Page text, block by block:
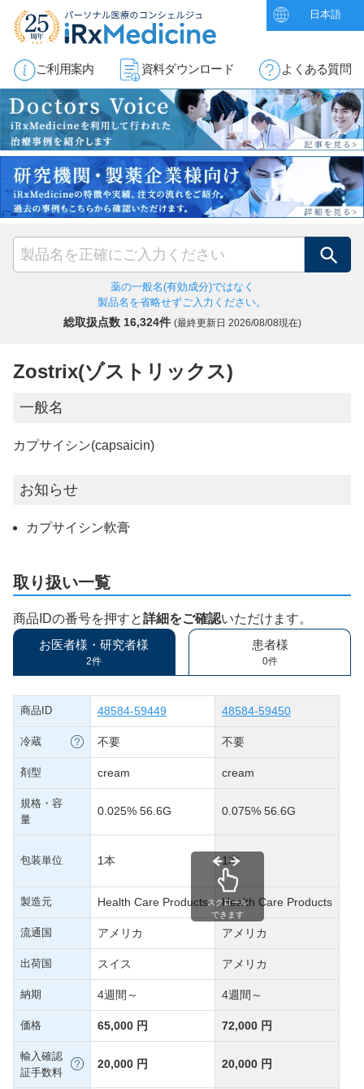
日本語
ご利用案内 資料ダウンロード よくある質問
検索
薬の一般名(有効成分)ではなく
製品名を省略せずご入力ください。
総取扱点数 16,324件 (最終更新日 2026/08/08現在)
Zostrix(ゾストリックス)
一般名
カプサイシン(capsaicin)
お知らせ
カプサイシン軟膏
取り扱い一覧
商品IDの番号を押すと詳細をご確認いただけます。
お医者様・研究者様
2件
患者様
0件
商品ID 48584-59449 48584-59450
冷蔵 不要 不要
剤型 cream cream
規格・容
量
0.025% 56.6G 0.075% 56.6G
包装単位 1本 1本
製造元 Health Care Products Health Care Products
流通国 アメリカ アメリカ
出荷国 スイス アメリカ
納期 4週間～ 4週間～
価格 65,000 円 72,000 円
輸入確認
証手数料
20,000 円 20,000 円
スクロール
できます